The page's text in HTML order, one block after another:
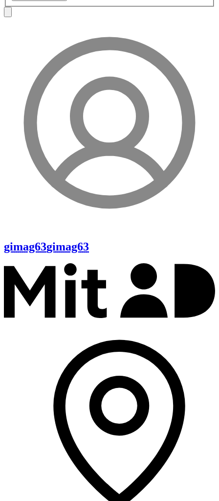
gimag63gimag63